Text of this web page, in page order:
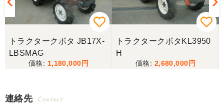
トラクタークボタ JB17X-
LBSMAG
1,180,000
トラクタークボタKL3950
H
2,680,000
連絡先 Contact